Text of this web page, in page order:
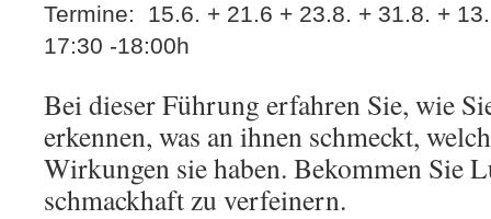
Termine:
15.6. + 21.6 + 23.8. + 31.8. +
17:30 -18:00h
Bei dieser Führung erfahren Sie, wie
erkennen, was an ihnen schmeckt,
Wirkungen sie haben. Bekommen Sie
schmackhaft zu verfeinern.